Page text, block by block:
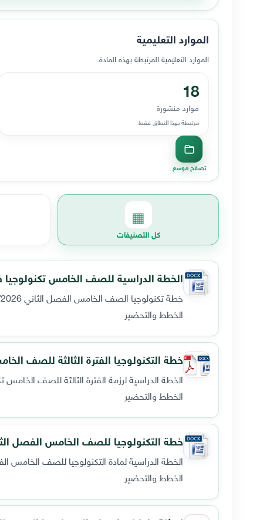
الموارد التعليمية
الموارد التعليمية المرتبطة بهذه المادة.
18
موارد منشورة
مرتبطة بهذا النطاق فقط
تصفح موسع
▦
كل التصنيفات
الخطة الدراسية للصف الخامس تكنولوجيا فصل
خطة تكنولوجيا الصف الخامس الفصل الثاني 2025/2026م.
الخطط والتحضير
خطة التكنولوجيا الفترة الثالثة للصف
الخطة الدراسية لرزمة الفترة الثالثة للصف الخامس
الخطط والتحضير
خطة التكنولوجيا للصف الخامس الفصل الثاني
الخطة الدراسية لمادة التكنولوجيا للصف الخامس
الخطط والتحضير